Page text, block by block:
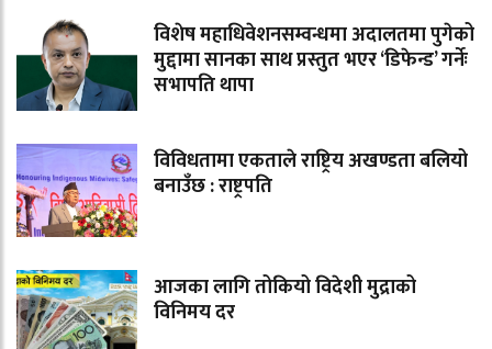
विशेष महाधिवेशनसम्वन्धमा अदालतमा पुगेको
मुद्दामा सानका साथ प्रस्तुत भएर ‘डिफेन्ड’ गर्नेः
सभापति थापा
विविधतामा एकताले राष्ट्रिय अखण्डता बलियो
बनाउँछ : राष्ट्रपति
आजका लागि तोकियो विदेशी मुद्राको
विनिमय दर